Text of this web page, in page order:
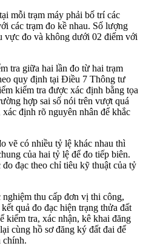
mỗi trạm máy phải bố trí các
các trạm đo kề nhau. Số lượng
vực đo và không dưới 02 điểm với
tra giữa hai lần đo từ hai trạm
quy định tại Điều 7 Thông tư
kiểm tra được xác định bằng tọa
hợp sai số nói trên vượt quá
định rõ nguyên nhân để khắc
vẽ có nhiều tỷ lệ khác nhau thì
của hai tỷ lệ để đo tiếp biên.
đạc theo chỉ tiêu kỹ thuật của tỷ
thu cấp đơn vị thi công,
quả đo đạc hiện trạng thửa đất
kiểm tra, xác nhận, kê khai đăng
cùng hồ sơ đăng ký đất đai để
chính.